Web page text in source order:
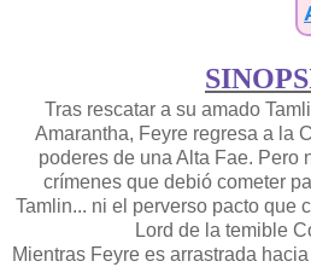
Tras rescatar a su amado
Amarantha, Feyre regresa a la
poderes de una Alta Fae. Pero
crímenes que debió cometer
Tamlin... ni el perverso pacto que
Lord de la temible
Mientras Feyre es arrastrada